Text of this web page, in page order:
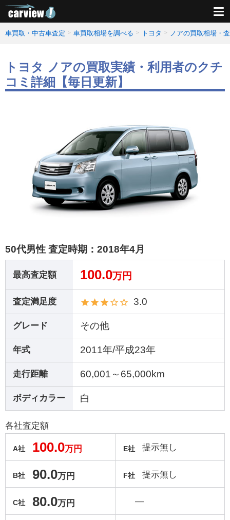
車買取・中古車査定 車買取相場を調べる トヨタ ノアの買取相場・
トヨタ ノアの買取実績・利用者のクチ
コミ詳細【毎日更新】
50代男性 査定時期： 2018年4月
最高査定額 100.0万円
査定満足度 3.0
グレード その他
年式 2011年/平成23年
走行距離 60,001～65,000km
ボディカラー 白
各社査定額
A社 100.0万円
B社 90.0万円
C社 80.0万円
E社 提示無し
F社 提示無し
―